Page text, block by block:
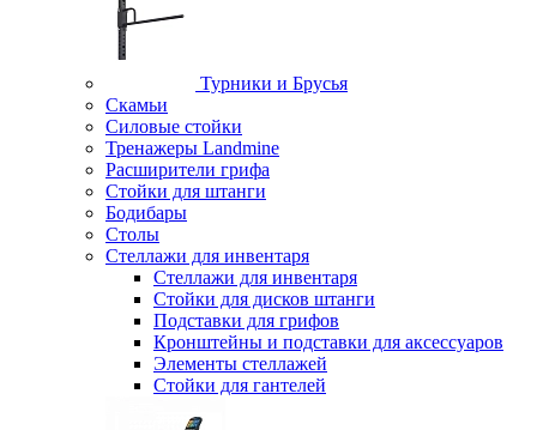
Турники и Брусья
Скамьи
Силовые стойки
Тренажеры Landmine
Расширители грифа
Стойки для штанги
Бодибары
Столы
Стеллажи для инвентаря
Стеллажи для инвентаря
Стойки для дисков штанги
Подставки для грифов
Кронштейны и подставки для аксессуаров
Элементы стеллажей
Стойки для гантелей